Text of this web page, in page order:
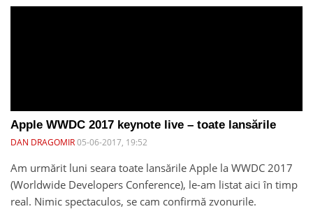
Apple WWDC 2017 keynote live – toate lansările
DAN DRAGOMIR05-06-2017, 19:52
Am urmărit luni seara toate lansările Apple la WWDC 2017
(Worldwide Developers Conference), le-am listat aici în timp
real. Nimic spectaculos, se cam confirmă zvonurile.